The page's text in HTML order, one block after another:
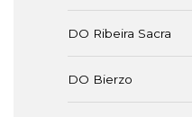
DO Ribeira Sacra
DO Bierzo